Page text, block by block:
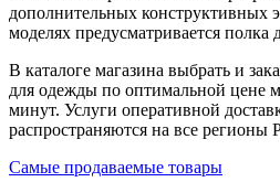
дополнительных конструктивных
моделях предусматривается полка
В каталоге магазина выбрать и
для одежды по оптимальной цене
минут. Услуги оперативной
распространяются на все регионы
Самые продаваемые товары